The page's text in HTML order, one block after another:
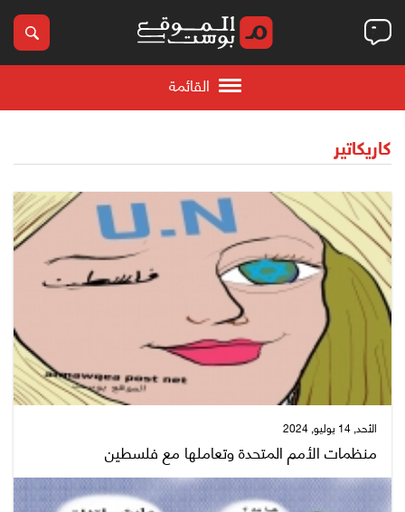
القائمة
كاريكاتير
الأحد, 14 يوليو, 2024
منظمات الأمم المتحدة وتعاملها مع فلسطين